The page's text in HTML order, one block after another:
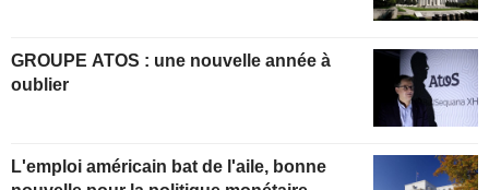
GROUPE ATOS : une nouvelle année à
oublier
L'emploi américain bat de l'aile, bonne